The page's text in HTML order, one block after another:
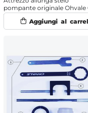
pompante originale Ohvale
EVO (2022-2025) Racing